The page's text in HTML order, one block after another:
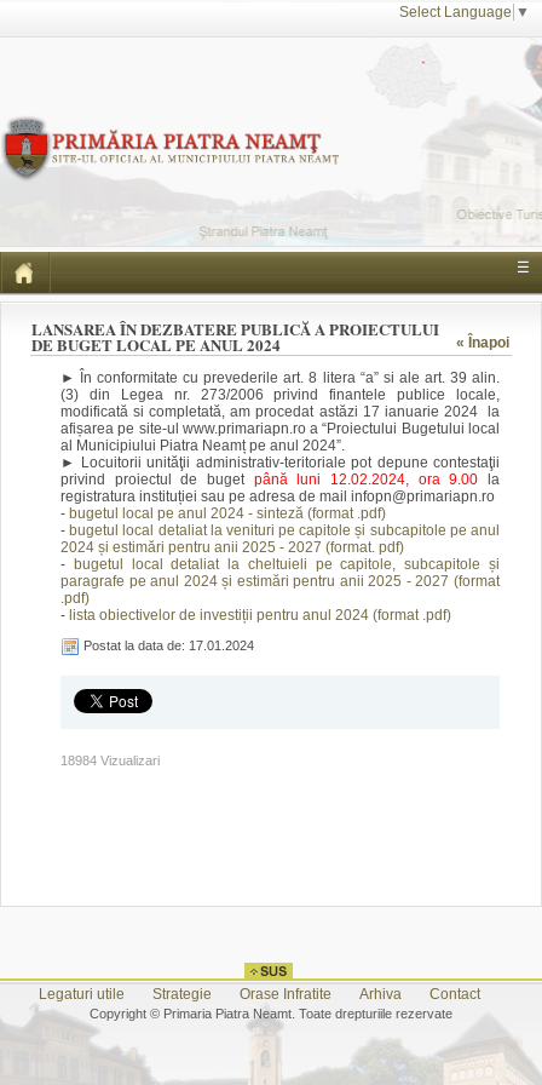
Select Language ▼
☰
« Înapoi
LANSAREA ÎN DEZBATERE PUBLICĂ A PROIECTULUI
DE BUGET LOCAL PE ANUL 2024
► În conformitate cu prevederile art. 8 litera “a” si ale art. 39 alin.
(3) din Legea nr. 273/2006 privind finantele publice locale,
modificată si completată, am procedat astăzi 17 ianuarie 2024 la
afișarea pe site-ul www.primariapn.ro a “Proiectului Bugetului local
al Municipiului Piatra Neamț pe anul 2024”.
► Locuitorii unităţii administrativ-teritoriale pot depune contestaţii
privind proiectul de buget până luni 12.02.2024, ora 9.00 la
registratura instituției sau pe adresa de mail infopn@primariapn.ro
- bugetul local pe anul 2024 - sinteză (format .pdf)
-bugetul local detaliat la venituri pe capitole și subcapitole pe anul
2024 și estimări pentru anii 2025 - 2027 (format. pdf)
- bugetul local detaliat la cheltuieli pe capitole, subcapitole și
paragrafe pe anul 2024 și estimări pentru anii 2025 - 2027 (format
.pdf)
- lista obiectivelor de investiții pentru anul 2024 (format .pdf)
Postat la data de: 17.01.2024
18984 Vizualizari
Legaturi utile Strategie Orase Infratite Arhiva Contact
Copyright © Primaria Piatra Neamt. Toate drepturiile rezervate